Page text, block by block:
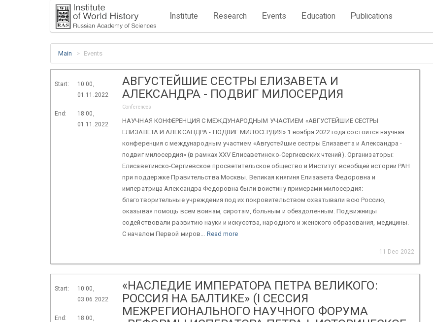
Institute Research Events Education Publications
Main Events
Start:
10:00,
01.11.2022
End:
18:00,
01.11.2022
АВГУСТЕЙШИЕ СЕСТРЫ ЕЛИЗАВЕТА И
АЛЕКСАНДРА - ПОДВИГ МИЛОСЕРДИЯ
Conferences
НАУЧНАЯ КОНФЕРЕНЦИЯ С МЕЖДУНАРОДНЫМ УЧАСТИЕМ «АВГУСТЕЙШИЕ СЕСТРЫ
ЕЛИЗАВЕТА И АЛЕКСАНДРА - ПОДВИГ МИЛОСЕРДИЯ» 1 ноября 2022 года состоится научная
конференция с международным участием «Августейшие сестры Елизавета и Александра -
подвиг милосердия» (в рамках XXV Елисаветинско-Сергиевских чтений). Организаторы:
Елисаветинско-Сергиевское просветительское общество и Институт всеобщей истории РАН
при поддержке Правительства Москвы. Великая княгиня Елизавета Федоровна и
императрица Александра Федоровна были воистину примерами милосердия:
благотворительные учреждения под их покровительством охватывали всю Россию,
оказывая помощь всем воинам, сиротам, больным и обездоленным. Подвижницы
содействовали развитию науки и искусства, народного и женского образования, медицины.
С началом Первой миров... Read more
11 Dec 2022
Start:
10:00,
03.06.2022
End:
18:00,
«НАСЛЕДИЕ ИМПЕРАТОРА ПЕТРА ВЕЛИКОГО:
РОССИЯ НА БАЛТИКЕ» (I СЕССИЯ
МЕЖРЕГИОНАЛЬНОГО НАУЧНОГО ФОРУМА